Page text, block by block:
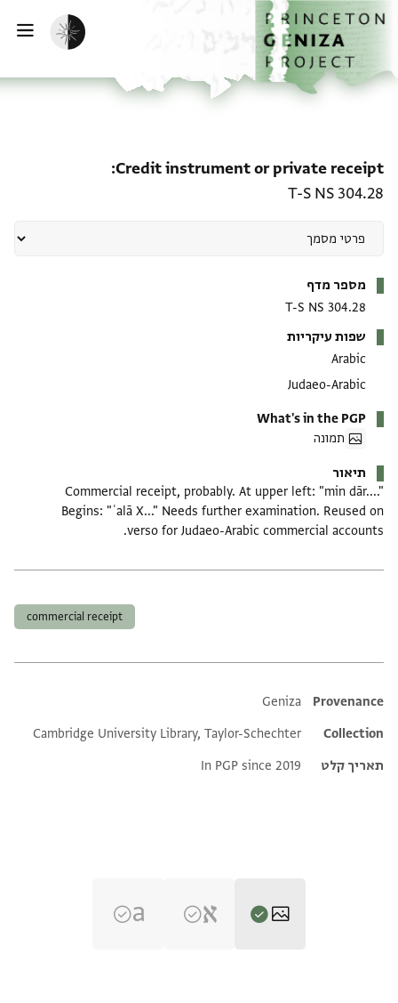
לתוכןהבית
הפעלת מצב כהה
Credit instrument or private receipt
T-S NS 304.28
מספר מדף
T-S NS 304.28
שפות עיקריות
Arabic
Judaeo-Arabic
What's in the PGP
תמונה
תיאור
Commercial receipt, probably. At upper left: "min dār...."
Begins: "ʿalā X..." Needs further examination. Reused on
verso for Judaeo-Arabic commercial accounts.
commercial receipt
Additional metadata
Provenance
Geniza
Collection
Cambridge University Library, Taylor-Schechter
תאריך קלט
In PGP since 2019